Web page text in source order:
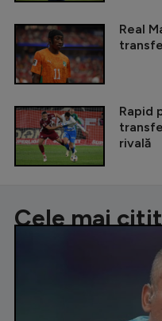
Real
Rapid
rivală
Cele mai